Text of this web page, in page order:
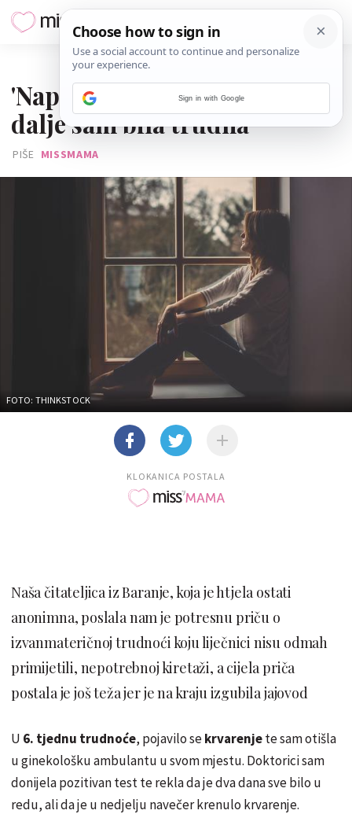
'Napravili su mi kiretažu, ali i
dalje sam bila trudna'
PIŠE MISSMAMA
FOTO: THINKSTOCK
KLOKANICA POSTALA
Naša čitateljica iz Baranje, koja je htjela ostati
anonimna, poslala nam je potresnu priču o
izvanmateričnoj trudnoći koju liječnici nisu odmah
primijetili, nepotrebnoj kiretaži, a cijela priča
postala je još teža jer je na kraju izgubila jajovod
U 6. tjednu trudnoće, pojavilo sekrvarenjete sam otišla
u ginekološku ambulantu u svom mjestu. Doktorici sam
donijela pozitivan test te rekla da je dva dana sve bilo u
redu, ali da je u nedjelju navečer krenulo krvarenje.
Sign in with Google